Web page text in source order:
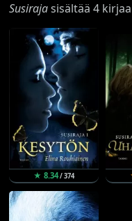
Susirajasisältää 4
★ 8.34/ 374